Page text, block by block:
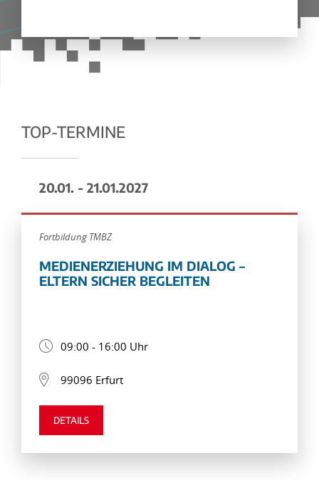
TOP-TERMINE
20.01. - 21.01.2027
Fortbildung TMBZ
MEDIENERZIEHUNG IM DIALOG –
ELTERN SICHER BEGLEITEN
09:00 - 16:00 Uhr
99096 Erfurt
DETAILS